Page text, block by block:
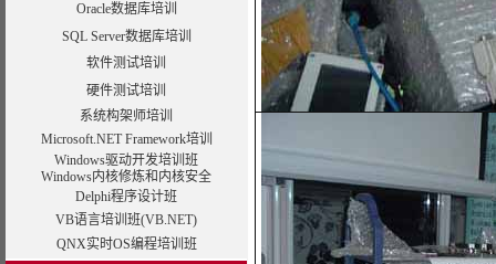
Oracle数据库培训
SQL Server数据库培训
软件测试培训
硬件测试培训
系统构架师培训
Microsoft.NET Framework培训
Windows驱动开发培训班
Windows内核修炼和内核安全
Delphi程序设计班
VB语言培训班(VB.NET)
QNX实时OS编程培训班